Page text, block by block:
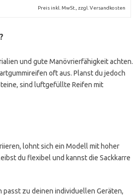
Preis inkl. MwSt., zzgl. Versandkosten
und gute Manövrierfähigkeit achten.
oft aus. Planst du jedoch
sind luftgefüllte Reifen mit
lohnt sich ein Modell mit hoher
du flexibel und kannst die Sackkarre
zu deinen individuellen Geräten,